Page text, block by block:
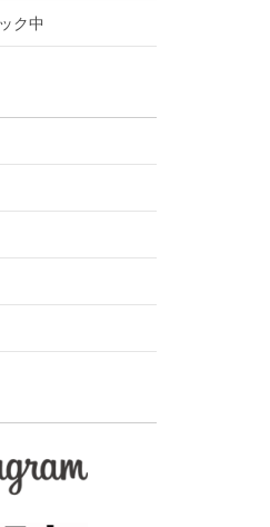
ク中